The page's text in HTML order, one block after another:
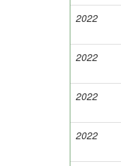
2022
2022
2022
2022